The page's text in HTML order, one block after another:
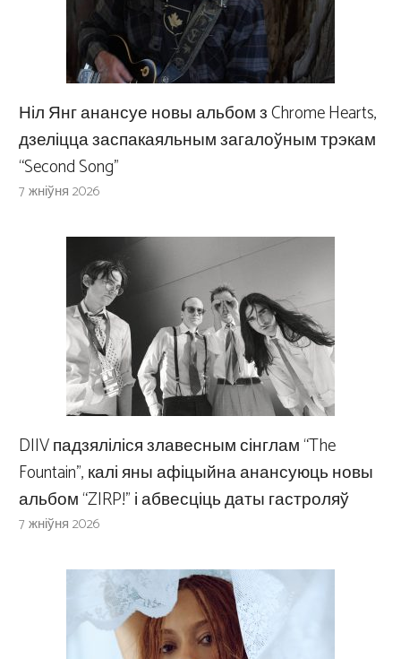
Ніл Янг анансуе новы альбом з Chrome Hearts,
дзеліцца заспакаяльным загалоўным трэкам
“Second Song”
7 жніўня 2026
DIIV падзяліліся злавесным сінглам “The
Fountain”, калі яны афіцыйна анансуюць новы
альбом “ZIRP!” і абвесціць даты гастроляў
7 жніўня 2026